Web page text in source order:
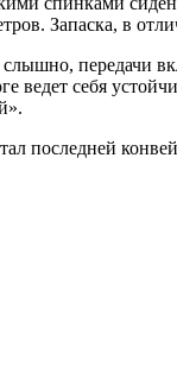
Запаска, в
передачи
ведет себя
последней